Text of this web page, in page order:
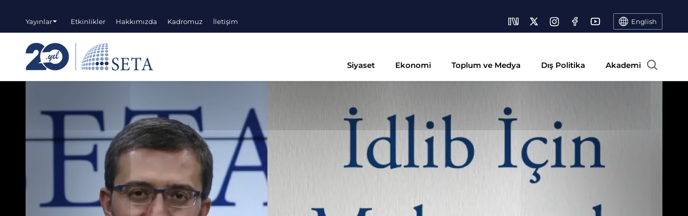
Yayınlar Etkinlikler Hakkımızda Kadromuz İletişim English
Siyaset Ekonomi Toplum ve Medya Dış Politika Akademi